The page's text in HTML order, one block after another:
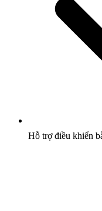
Hỗ trợ điều khiển